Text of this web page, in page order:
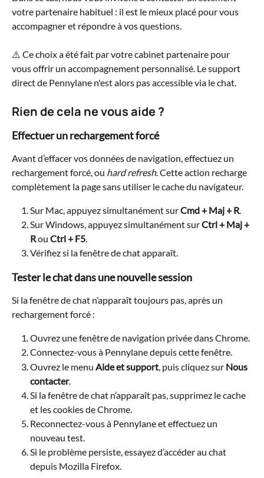
votre partenaire habituel : il est le mieux placé pour vous
accompagner et répondre à vos questions.
⚠️ Ce choix a été fait par votre cabinet partenaire pour
vous offrir un accompagnement personnalisé. Le support
direct de Pennylane n'est alors pas accessible via le chat.
Rien de cela ne vous aide ?
Effectuer un rechargement forcé
Avant d’effacer vos données de navigation, effectuez un
rechargement forcé, ou hard refresh. Cette action recharge
complètement la page sans utiliser le cache du navigateur.
Sur Mac, appuyez simultanément sur Cmd + Maj + R.
Sur Windows, appuyez simultanément sur Ctrl + Maj +
R ou Ctrl + F5.
Vérifiez si la fenêtre de chat apparaît.
Tester le chat dans une nouvelle session
Si la fenêtre de chat n’apparaît toujours pas, après un
rechargement forcé :
Ouvrez une fenêtre de navigation privée dans Chrome.
Connectez-vous à Pennylane depuis cette fenêtre.
Ouvrez le menu Aide et support, puis cliquez sur Nous
contacter.
Si la fenêtre de chat n’apparaît pas, supprimez le cache
et les cookies de Chrome.
Reconnectez-vous à Pennylane et effectuez un
nouveau test.
Si le problème persiste, essayez d’accéder au chat
depuis Mozilla Firefox.